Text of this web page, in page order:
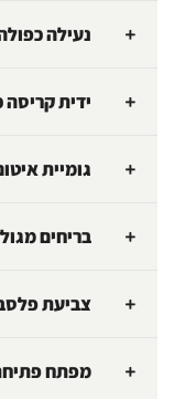
נעילה
ידית קריסה
גומיית
בריחים
צביעת
מפתח